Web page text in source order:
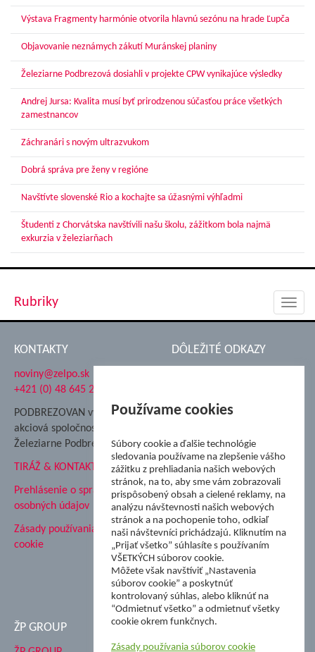
Výstava Fragmenty harmónie otvorila hlavnú sezónu na hrade Ľupča
Objavovanie neznámych zákutí Muránskej planiny
Železiarne Podbrezová dosiahli v projekte CPW vynikajúce výsledky
Andrej Jursa: Kvalita musí byť prirodzenou súčasťou práce všetkých
zamestnancov
Záchranári s novým ultrazvukom
Dobrá správa pre ženy v regióne
Navštívte slovenské Rio a kochajte sa úžasnými výhľadmi
Študenti z Chorvátska navštívili našu školu, zážitkom bola najmä
exkurzia v železiarňach
Rubriky
KONTAKTY
noviny@zelpo.sk
+421 (0) 48 645 2711
PODBREZOVAN vydáva
akciová spoločnosť
Železiarne Podbrezová
TIRÁŽ & KONTAKT
Prehlásenie o spracovaní
osobných údajov
Zásady používania súborov
cookie
DÔLEŽITÉ ODKAZY
Nadácia Železiarne
ŽP Informatika s.r.o.
ŠK Železiarne Podbrezová
Tále a.s.
ŽP GROUP
Používame cookies
Súbory cookie a ďalšie technológie
sledovania používame na zlepšenie vášho
zážitku z prehliadania našich webových
stránok, na to, aby sme vám zobrazovali
prispôsobený obsah a cielené reklamy, na
analýzu návštevnosti našich webových
stránok a na pochopenie toho, odkiaľ
naši návštevníci prichádzajú. Kliknutím na
„Prijať všetko” súhlasíte s používaním
VŠETKÝCH súborov cookie.
Môžete však navštíviť „Nastavenia
súborov cookie” a poskytnúť
kontrolovaný súhlas, alebo kliknúť na
“Odmietnuť všetko” a odmietnuť všetky
cookie okrem funkčnych.
Zásady používania súborov cookie